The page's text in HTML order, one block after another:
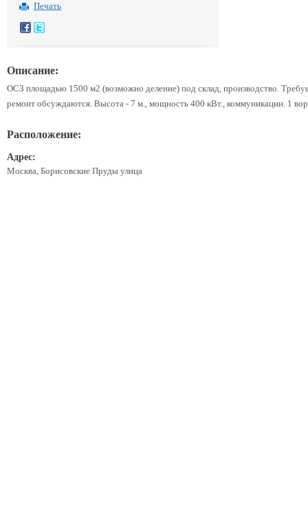
Печать
Описание:
ОСЗ площадью 1500 м2 (возможно деление) под склад, производство.
ремонт обсуждаются. Высота - 7 м., мощность 400 кВт., коммуникации. 1
Расположение:
Адрес:
Москва, Борисовские Пруды улица